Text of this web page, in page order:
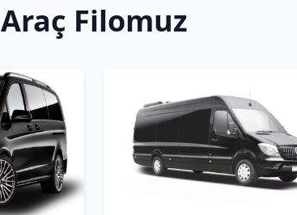
Araç Filomuz